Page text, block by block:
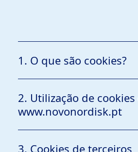
1. O que são cookies?
2. Utilização de cookies
www.novonordisk.pt
2.1 O proprietário de
3. Cookies de terceiros